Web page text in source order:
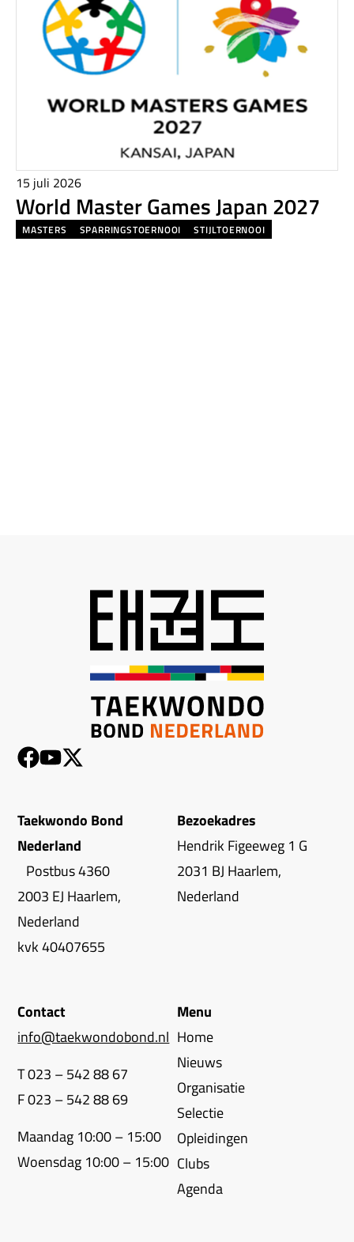
15 juli 2026
World Master Games Japan 2027
MASTERS SPARRINGSTOERNOOI STIJLTOERNOOI
Taekwondo Bond
Nederland
Postbus 4360
2003 EJ Haarlem,
Nederland
kvk 40407655
Bezoekadres
Hendrik Figeeweg 1 G
2031 BJ Haarlem,
Nederland
Contact
info@taekwondobond.nl
T 023 – 542 88 67
F 023 – 542 88 69
Maandag 10:00 – 15:00
Woensdag 10:00 – 15:00
Menu
Home
Nieuws
Organisatie
Selectie
Opleidingen
Clubs
Agenda